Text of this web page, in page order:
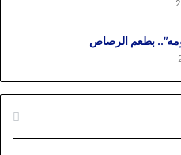
بطعم الرصاص